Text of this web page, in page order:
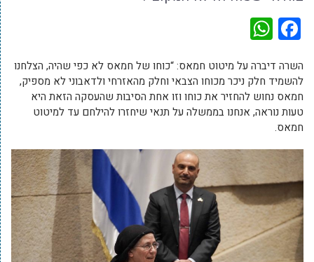
Facebook
השרה דיברה על מיטוט חמאס: “כוחו של חמאס לא כפי שהיה, הצלחנו
להשמיד חלק ניכר מכוחו הצבאי וחלק מהאזרחי ולדאבוני לא מספיק,
חמאס נחוש להחזיר את כוחו וזו אחת הסיבות שהעסקה הזאת היא
טעות נוראה, אנחנו בממשלה על תנאי שיחזרו להילחם עד למיטוט
חמאס.